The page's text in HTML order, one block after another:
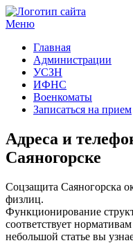
Меню
Главная
Администрации
УСЗН
ИФНС
Военкоматы
Записаться на прием
Адреса и
Саяногорске
Соцзащита Саяногорска
физлиц.
Функционирование
соответствует
небольшой статье вы